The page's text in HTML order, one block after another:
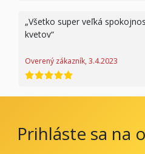
Všetko super veľká
kvetov
Overený zákazník, 3.4.2023
hodnotenie 5 z 5
Prihláste sa na